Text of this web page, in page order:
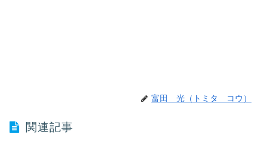
富田 光（トミタ コウ）
関連記事